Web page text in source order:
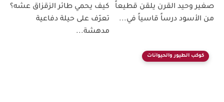
صغير وحيد القرن يلقن قطيعاً
من الأسود درساً قاسياً في...
كيف يحمي طائر الزقزاق عشه؟
تعرّف على حيلة دفاعية
مدهشة...
كوكب الطيور والحيوانات